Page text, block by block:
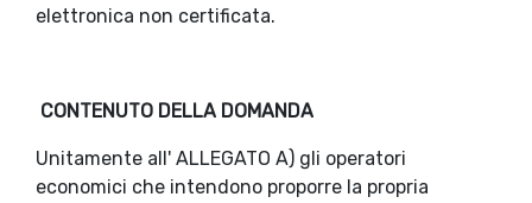
elettronica non certificata.
CONTENUTO DELLA DOMANDA
Unitamente all' ALLEGATO A) gli operatori
economici che intendono proporre la propria